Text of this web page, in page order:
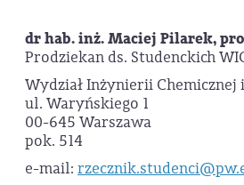
dr hab. inż. Maciej Pilarek,
Prodziekan ds. Studenckich
Wydział Inżynierii Chemicznej
ul. Waryńskiego 1
00-645 Warszawa
pok. 514
e-mail: